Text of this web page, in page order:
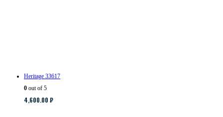
Heritage 33617
0 out of 5
4,600.00 ₽